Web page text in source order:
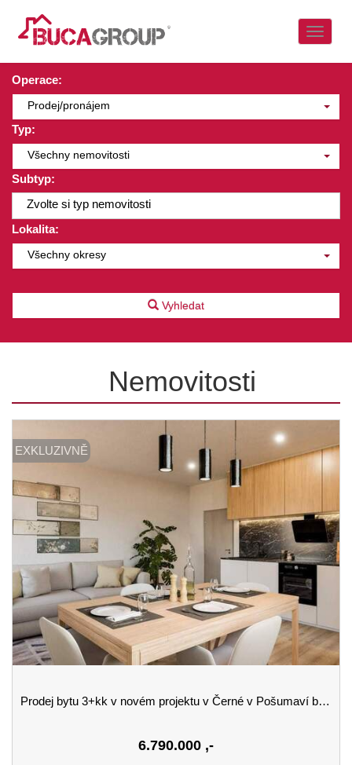
Operace:
Prodej/pronájem
Typ:
Všechny nemovitosti
Subtyp:
Zvolte si typ nemovitosti
Lokalita:
Všechny okresy
Vyhledat
Nemovitosti
EXKLUZIVNĚ
Prodej bytu 3+kk v novém projektu v Černé v Pošumaví budova B 3.podlaží
6.790.000 ,-